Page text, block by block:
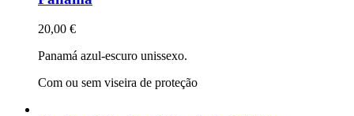
20,00 €
Panamá azul-escuro unissexo.
Com ou sem viseira de proteção